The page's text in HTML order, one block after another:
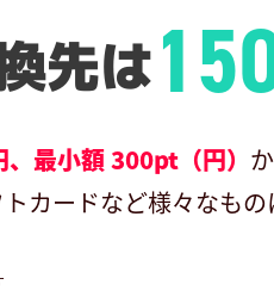
先は
最小額 300pt（円）
カードなど様々なも